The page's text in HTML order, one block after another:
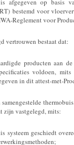
afgegeven op basis
bestemd voor
Reglement voor
vertrouwen bestaat dat:
producten aan
voldoen,
in dit attest-met-
zijn vastgelegd, mits:
systeem geschiedt